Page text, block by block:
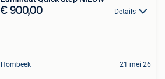
€ 900,00 Details
Hombeek 21 mei 26